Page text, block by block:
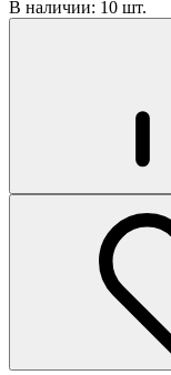
В наличии: 10 шт.